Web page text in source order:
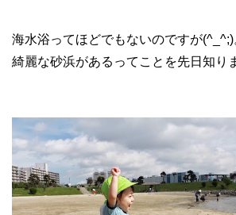
海水浴ってほどでもないのですが
綺麗な砂浜があるってことを先日知り